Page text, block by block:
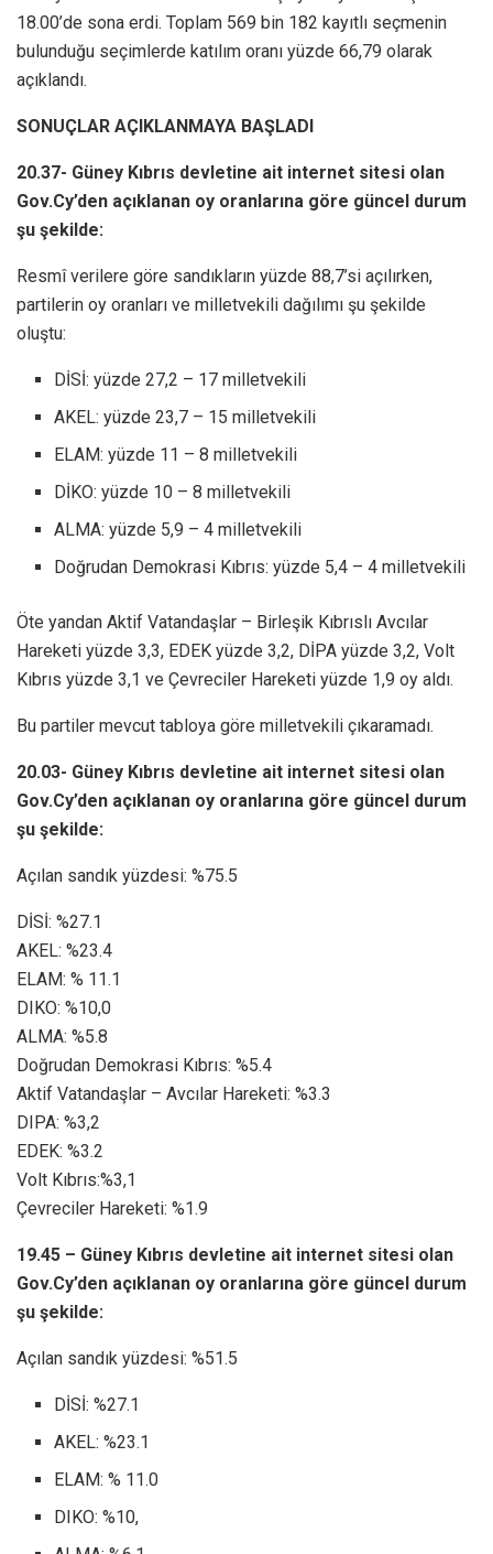
18.00’de sona erdi. Toplam 569 bin 182 kayıtlı seçmenin
bulunduğu seçimlerde katılım oranı yüzde 66,79 olarak
açıklandı.
SONUÇLAR AÇIKLANMAYA BAŞLADI
20.37- Güney Kıbrıs devletine ait internet sitesi olan
Gov.Cy’den açıklanan oy oranlarına göre güncel durum
şu şekilde:
Resmî verilere göre sandıkların yüzde 88,7’si açılırken,
partilerin oy oranları ve milletvekili dağılımı şu şekilde
oluştu:
DİSİ: yüzde 27,2 – 17 milletvekili
AKEL: yüzde 23,7 – 15 milletvekili
ELAM: yüzde 11 – 8 milletvekili
DİKO: yüzde 10 – 8 milletvekili
ALMA: yüzde 5,9 – 4 milletvekili
Doğrudan Demokrasi Kıbrıs: yüzde 5,4 – 4 milletvekili
Öte yandan Aktif Vatandaşlar – Birleşik Kıbrıslı Avcılar
Hareketi yüzde 3,3, EDEK yüzde 3,2, DİPA yüzde 3,2, Volt
Kıbrıs yüzde 3,1 ve Çevreciler Hareketi yüzde 1,9 oy aldı.
Bu partiler mevcut tabloya göre milletvekili çıkaramadı.
20.03- Güney Kıbrıs devletine ait internet sitesi olan
Gov.Cy’den açıklanan oy oranlarına göre güncel durum
şu şekilde:
Açılan sandık yüzdesi: %75.5
DİSİ: %27.1
AKEL: %23.4
ELAM: % 11.1
DIKO: %10,0
ALMA: %5.8
Doğrudan Demokrasi Kıbrıs: %5.4
Aktif Vatandaşlar – Avcılar Hareketi: %3.3
DIPA: %3,2
EDEK: %3.2
Volt Kıbrıs:%3,1
Çevreciler Hareketi: %1.9
19.45 – Güney Kıbrıs devletine ait internet sitesi olan
Gov.Cy’den açıklanan oy oranlarına göre güncel durum
şu şekilde:
Açılan sandık yüzdesi: %51.5
DİSİ: %27.1
AKEL: %23.1
ELAM: % 11.0
DIKO: %10,